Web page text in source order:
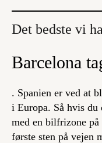
Det bedste vi
Barcelona
. Spanien er ved at
i Europa. Så hvis du
med en bilfrizone på
første sten på vejen